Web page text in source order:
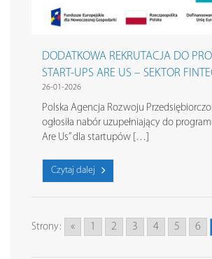
DODATKOWA REKRUTACJA DO
START-UPS ARE US – SEKTOR
26-01-2026
Polska Agencja Rozwoju
ogłosiła nabór uzupełniający do
Are Us” dla startupów […]
Czytaj dalej
Strony: « 1 2 3 4 5 6